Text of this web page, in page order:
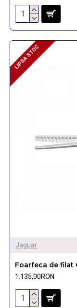
LIPSA STOC
LIPSA STOC
Jaguar
Foarfeca de filat
1.135,00RON